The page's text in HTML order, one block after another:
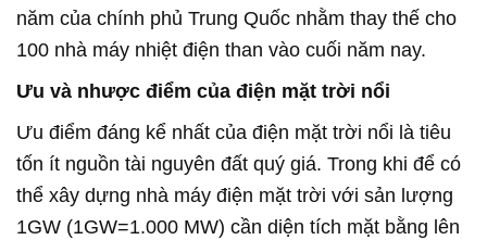
năm của chính phủ Trung Quốc nhằm thay thế cho
100 nhà máy nhiệt điện than vào cuối năm nay.
Ưu và nhược điểm của điện mặt trời nổi
Ưu điểm đáng kể nhất của điện mặt trời nổi là tiêu
tốn ít nguồn tài nguyên đất quý giá. Trong khi để có
thể xây dựng nhà máy điện mặt trời với sản lượng
1GW (1GW=1.000 MW) cần diện tích mặt bằng lên